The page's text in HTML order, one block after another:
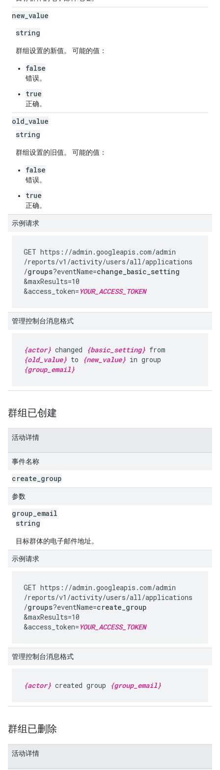
new value
string
群组设置的新值。 可能的值：
false
错误。
true
正确。
old value
string
群组设置的旧值。 可能的值：
false
错误。
true
正确。
示例请求
GET https://admin.googleapis.com/admin
/reports/v1 /activity/users/all/applications
/groups?eventName=change_basic_setting
&maxResults=10
&access_token= YOUR_ACCESS_TOKEN
管理控制台消息格式
{actor} changed {basic_setting} from
{old_value} to {new_value} in group
{group_email}
群组已创建
活动详情
事件名称
create group
参数
group email
string
目标群体的电子邮件地址。
示例请求
GET https://admin.googleapis.com/admin
/reports/v1 /activity/users/all/applications
/groups?eventName=create_group
&maxResults=10
&access_token= YOUR_ACCESS_TOKEN
管理控制台消息格式
{actor} created group {group_email}
群组已删除
活动详情